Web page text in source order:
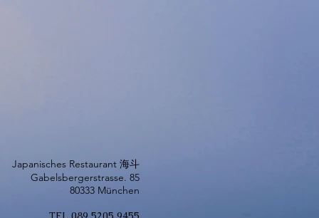
Japanisches Restaurant 海斗
Gabelsbergerstrasse. 85
80333 München